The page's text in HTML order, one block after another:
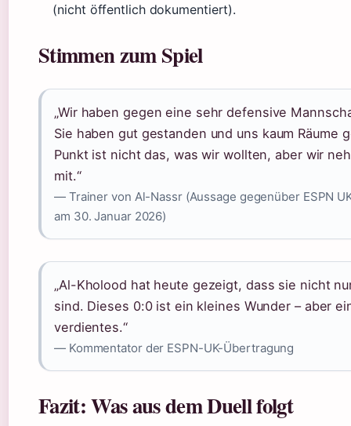
(nicht öffentlich dokumentiert).
Stimmen zum Spiel
„Wir haben gegen eine sehr defensive
Sie haben gut gestanden und uns kaum Räume
Punkt ist nicht das, was wir wollten, aber wir
mit.“
— Trainer von Al-Nassr (Aussage gegenüber ESPN
am 30. Januar 2026)
„Al-Kholood hat heute gezeigt, dass sie nicht
sind. Dieses 0:0 ist ein kleines Wunder – aber
verdientes.“
— Kommentator der ESPN-UK-Übertragung
Fazit: Was aus dem Duell folgt